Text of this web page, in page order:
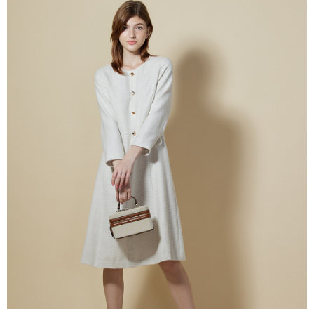
購買商品的店家。未經商家同意取消之訂單仍視為有效，需透過AFTEE先享
※ 交易是否成功請以「AFTEE先享後付 」之結帳頁面顯示為準，若有關於
是否繳費成功／繳費後需取消欲退款等相關疑問，請聯繫「AFTEE先享後付
https://netprotections.freshdesk.com/support/home
１．透過由恩沛科技股份有限公司提供之「AFTEE先享後付」服務完成之交
易，需依本服務之必要範圍內提供個人資料，並將交易相關給付款項請求債
權轉讓予恩沛科技股份有限公司。
２．關於個人資料處理事宜，請瀏覽以下網址：
https://aftee.tw/terms/#terms3
３．未成年的使用者請事先徵得法定代理人或監護人之同意方可使用
「AFTEE先享後付」，若未經同意申辦者引起之損失，本公司不負相關責
４．使用「AFTEE先享後付」時，將依據個別帳號之用戶狀況，依本公司即
時審查核予不同之上限額度；若仍有額度不足之情形，本公司將視審查結果
請求用戶進行身份認證。
５．嚴禁一人註冊多個帳號或使用他人資訊註冊。若發現惡意使用之情形，
恩沛科技股份有限公司將有權停止該用戶之使用額度並採取法律行動。
付款後7-11取貨---滿2000元免運
每筆NT$60，滿NT$2,000(含以上)免運費
每筆NT$120，滿NT$2,000(含以上)免運費